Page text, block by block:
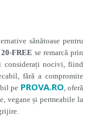
sănătoase pentru
FREE se remarcă prin
considerați nocivi, fiind
fără a compromite
pe PROVA.RO, oferă
vegane și permeabile la